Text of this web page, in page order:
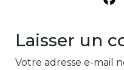
Laisser un
Votre adresse e-mail